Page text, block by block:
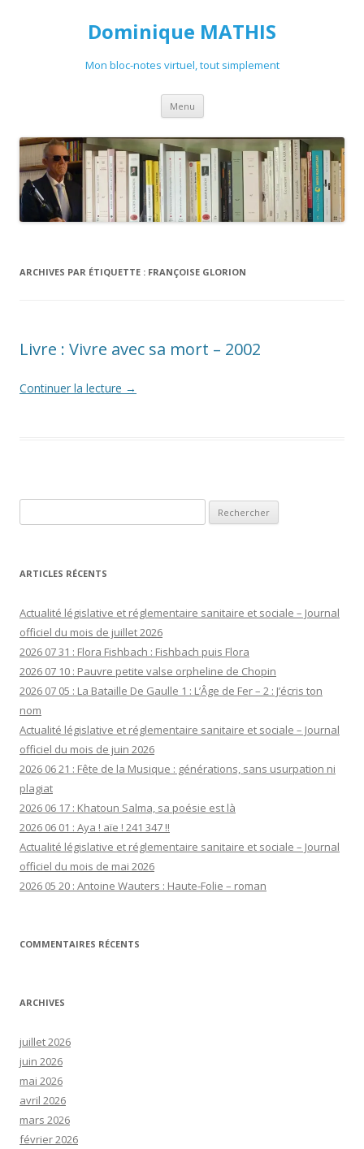
Dominique MATHIS
Mon bloc-notes virtuel, tout simplement
Menu Aller
contenu
ARCHIVES PAR ÉTIQUETTE : FRANÇOISE GLORION
Livre : Vivre avec sa mort – 2002
Continuer la lecture →
ARTICLES RÉCENTS
Actualité législative et réglementaire sanitaire et sociale – Journal
officiel du mois de juillet 2026
2026 07 31 : Flora Fishbach : Fishbach puis Flora
2026 07 10 : Pauvre petite valse orpheline de Chopin
2026 07 05 : La Bataille De Gaulle 1 : L’Âge de Fer – 2 : J’écris ton
nom
Actualité législative et réglementaire sanitaire et sociale – Journal
officiel du mois de juin 2026
2026 06 21 : Fête de la Musique : générations, sans usurpation ni
plagiat
2026 06 17 : Khatoun Salma, sa poésie est là
2026 06 01 : Aya ! aïe ! 241 347 !!
Actualité législative et réglementaire sanitaire et sociale – Journal
officiel du mois de mai 2026
2026 05 20 : Antoine Wauters : Haute-Folie – roman
COMMENTAIRES RÉCENTS
ARCHIVES
juillet 2026
juin 2026
mai 2026
avril 2026
mars 2026
février 2026